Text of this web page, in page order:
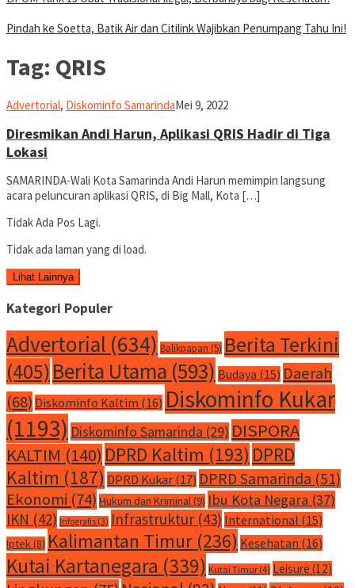
Pindah ke Soetta, Batik Air dan Citilink Wajibkan Penumpang Tahu Ini!
Tag: QRIS
Advertorial, Diskominfo SamarindaLiputan
Mei 9, 2022
Diresmikan Andi Harun, Aplikasi QRIS Hadir di Tiga
Lokasi
SAMARINDA-Wali Kota Samarinda Andi Harun memimpin langsung
acara peluncuran aplikasi QRIS, di Big Mall, Kota […]
Tidak Ada Pos Lagi.
Tidak ada laman yang di load.
Lihat Lainnya
Kategori Populer
Advertorial (634) Balikpapan (5) Berita Terkini
(405)Berita Utama (593) Budaya (15) Daerah
(68) Diskominfo Kaltim (16) Diskominfo Kukar
(1193) Diskominfo Samarinda (29) DISPORA
KALTIM (140) DPRD Kaltim (193) DPRD
Kaltim (187) DPRD Kukar (17) DPRD Samarinda (51)
Ekonomi (74) Hukum dan Kriminal(9) Ibu Kota Negara (37)
IKN (42) Infografis (3) Infrastruktur (43) International (15)
Iptek(8) Kalimantan Timur (236) Kesehatan (16)
Kutai Kartanegara (339) Kutai Timur (4) Leisure (12)